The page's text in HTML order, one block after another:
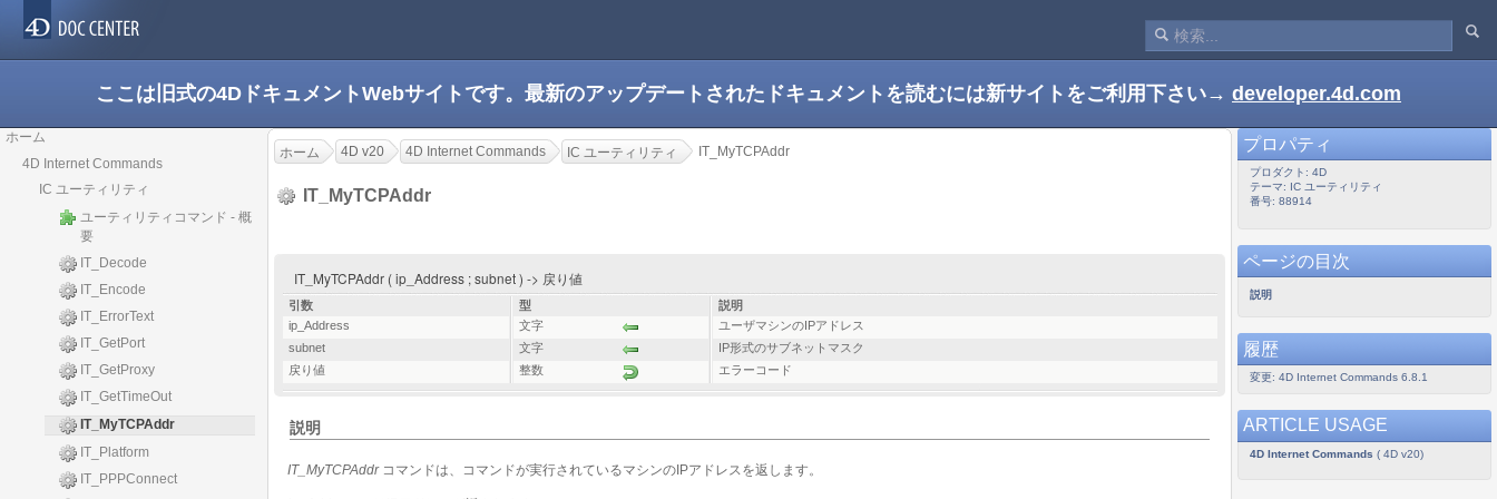
ここは旧式の4DドキュメントWebサイトです。最新のアップデートされたドキュメントを読むには新サイトをご利用下さい→ developer.4d.com
ホーム
4D Internet Commands
IC ユーティリティ
ユーティリティコマンド - 概
要
IT_Decode
IT_Encode
IT_ErrorText
IT_GetPort
IT_GetProxy
IT_GetTimeOut
IT_MyTCPAddr
IT_Platform
IT_PPPConnect
ホーム 4D v20 4D Internet Commands IC ユーティリティ IT_MyTCPAddr
IT_MyTCPAddr
IT_MyTCPAddr ( ip_Address ; subnet ) -> 戻り値
引数 型
説明
ip_Address
文字
ユーザマシンのIPアドレス
subnet
文字
IP形式のサブネットマスク
戻り値
整数 エラーコード
説明
IT_MyTCPAddrコマンドは、コマンドが実行されているマシンのIPアドレスを返します。
プロパティ
プロダクト: 4D
テーマ: IC ユーティリティ
番号: 88914
ページの目次
説明
履歴
変更: 4D Internet Commands 6.8.1
ARTICLE USAGE
4D Internet Commands ( 4D v20)